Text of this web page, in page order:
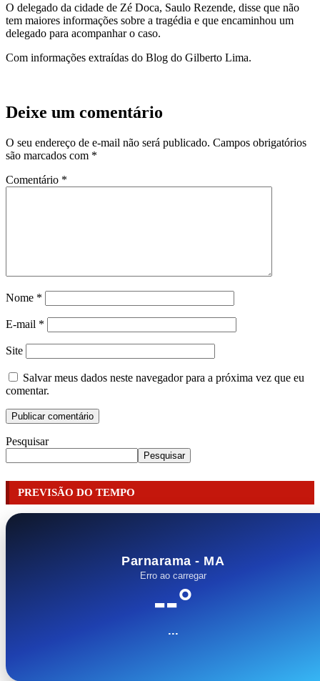
O delegado da cidade de Zé Doca, Saulo Rezende, disse que não
tem maiores informações sobre a tragédia e que encaminhou um
delegado para acompanhar o caso.
Com informações extraídas do Blog do Gilberto Lima.
Deixe um comentário
O seu endereço de e-mail não será publicado. Campos obrigatórios
são marcados com *
Comentário *
Nome *
E-mail *
Site
Salvar meus dados neste navegador para a próxima vez que eu
comentar.
Pesquisar
Pesquisar
PREVISÃO DO TEMPO
Parnarama - MA
Erro ao carregar
--°
...